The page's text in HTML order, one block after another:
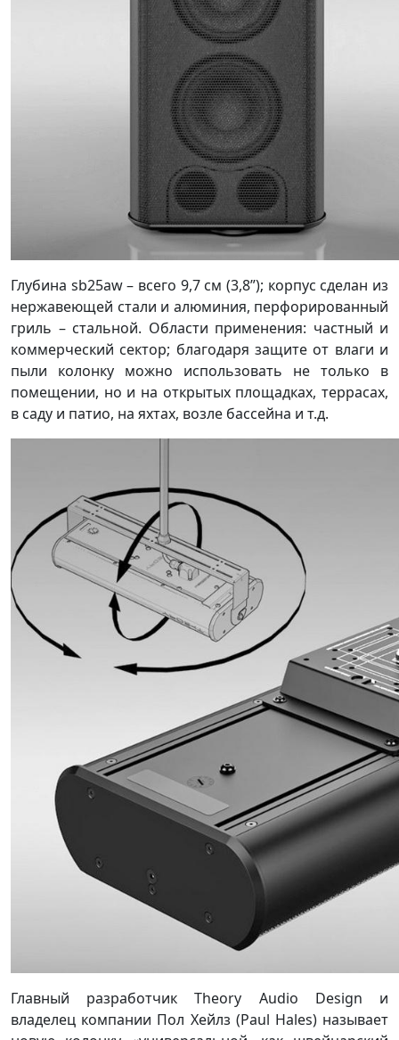
Глубина sb25aw – всего 9,7 см (3,8”); корпус сделан из
нержавеющей стали и алюминия, перфорированный
гриль – стальной. Области применения: частный и
коммерческий сектор; благодаря защите от влаги и
пыли колонку можно использовать не только в
помещении, но и на открытых площадках, террасах,
в саду и патио, на яхтах, возле бассейна и т.д.
Главный разработчик Theory Audio Design и
владелец компании Пол Хейлз (Paul Hales) называет